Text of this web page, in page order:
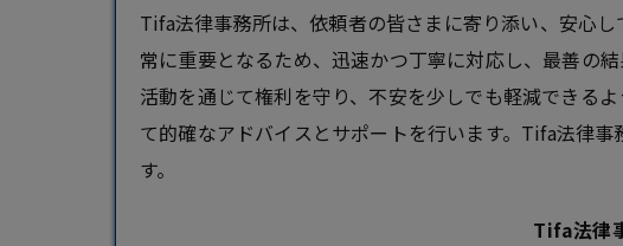
Tifa法律事務所は、依頼者の皆さまに寄り添い、安心
常に重要となるため、迅速かつ丁寧に対応し、最善の
活動を通じて権利を守り、不安を少しでも軽減できる
て的確なアドバイスとサポートを行います。Tifa法律
す。
Tifa法律